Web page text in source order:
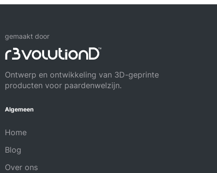
gemaakt door
Ontwerp en ontwikkeling van 3D-geprinte
producten voor paardenwelzijn.
Algemeen
Home
Blog
Over ons